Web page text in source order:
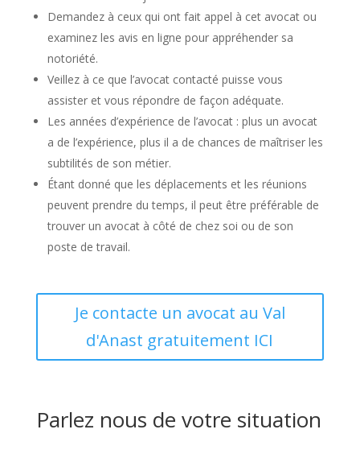
Demandez à ceux qui ont fait appel à cet avocat ou
examinez les avis en ligne pour appréhender sa
notoriété.
Veillez à ce que l’avocat contacté puisse vous
assister et vous répondre de façon adéquate.
Les années d’expérience de l’avocat : plus un avocat
a de l’expérience, plus il a de chances de maîtriser les
subtilités de son métier.
Étant donné que les déplacements et les réunions
peuvent prendre du temps, il peut être préférable de
trouver un avocat à côté de chez soi ou de son
poste de travail.
Je contacte un avocat au Val
d'Anast gratuitement ICI
Parlez nous de votre situation